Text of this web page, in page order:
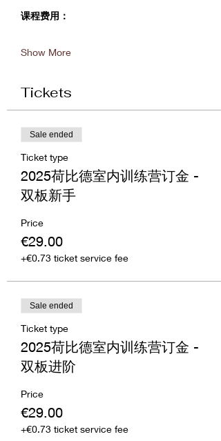
课程费用：
Show More
Tickets
Sale ended
Ticket type
2025荷比德室内训练营订金 -
双板新手
Price
€29.00
+€0.73 ticket service fee
Sale ended
Ticket type
2025荷比德室内训练营订金 -
双板进阶
Price
€29.00
+€0.73 ticket service fee